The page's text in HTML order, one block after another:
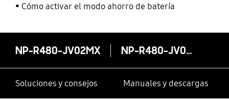
Cómo activar el modo ahorro de batería
NP-R480-JV02MX NP-R480-JV02MX
Soluciones y consejos Manuales y descargas